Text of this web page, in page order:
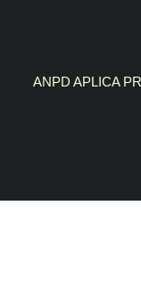
ANPD APLICA